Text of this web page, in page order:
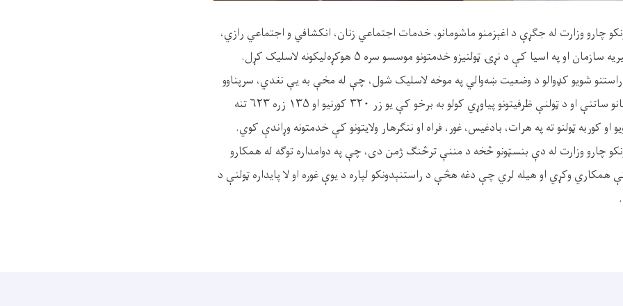
چارو وزارت له جګړې د اغېزمنو ماشومانو، خدمات اجتماعي زنان، انکشافي و اجتماعي رازي،
او په اسیا کې د نړۍ ټولنیزو خدمتونو موسسو سره ۵ هوکړه‌لیکونه لاسلیک کړل.
شویو کډوالو د وضعیت ښه‌والي په موخه لاسلیک شول، چې له مخې به یې نغدي، سرپناوو
رغولو، زده‌کړو، له ماشومانو ساتنې او د ټولنې ظرفیتونو پیاوړي کولو به برخو کې یو زر ۳۲۰ کورنیو او ۱۳۵ زره ۶۲۳ تنه
او کوربه ټولنو ته په هرات، بادغیس، غور، فراه او ننګرهار ولایتونو کې خدمتونه وړاندې کوي.
چارو وزارت له دې بنسټونو څخه د مننې ترڅنګ ژمن دی، چې په دوامداره توګه له همکارو
همکاري وکړي او هیله لري چې دغه هڅې د راستنېدونکو لپاره د یوې غوره او لا پایداره ټولنې د